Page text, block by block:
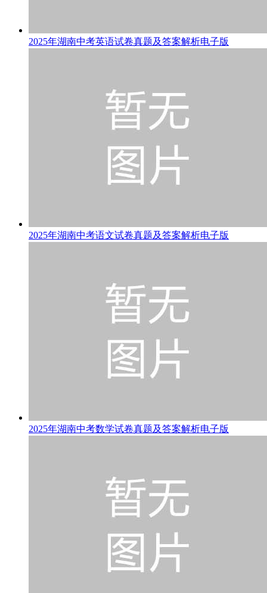
2025年湖南中考英语试卷真题及答案解析电子版
2025年湖南中考语文试卷真题及答案解析电子版
2025年湖南中考数学试卷真题及答案解析电子版